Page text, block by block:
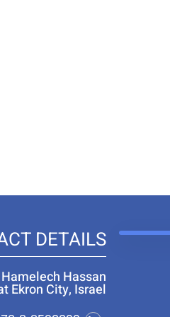
DETAILS
Hassan
Ekron City, Israel